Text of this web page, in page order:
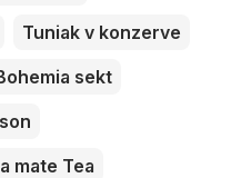
Tuniak v konzerve
sekt
mate Tea